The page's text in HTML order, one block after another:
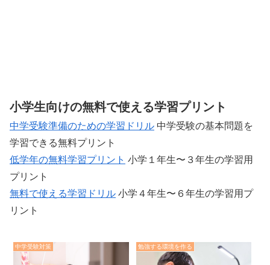
小学生向けの無料で使える学習プリント
中学受験準備のための学習ドリル 中学受験の基本問題を
学習できる無料プリント
低学年の無料学習プリント 小学１年生〜３年生の学習用
プリント
無料で使える学習ドリル 小学４年生〜６年生の学習用プ
リント
中学受験対策 勉強する環境を作る